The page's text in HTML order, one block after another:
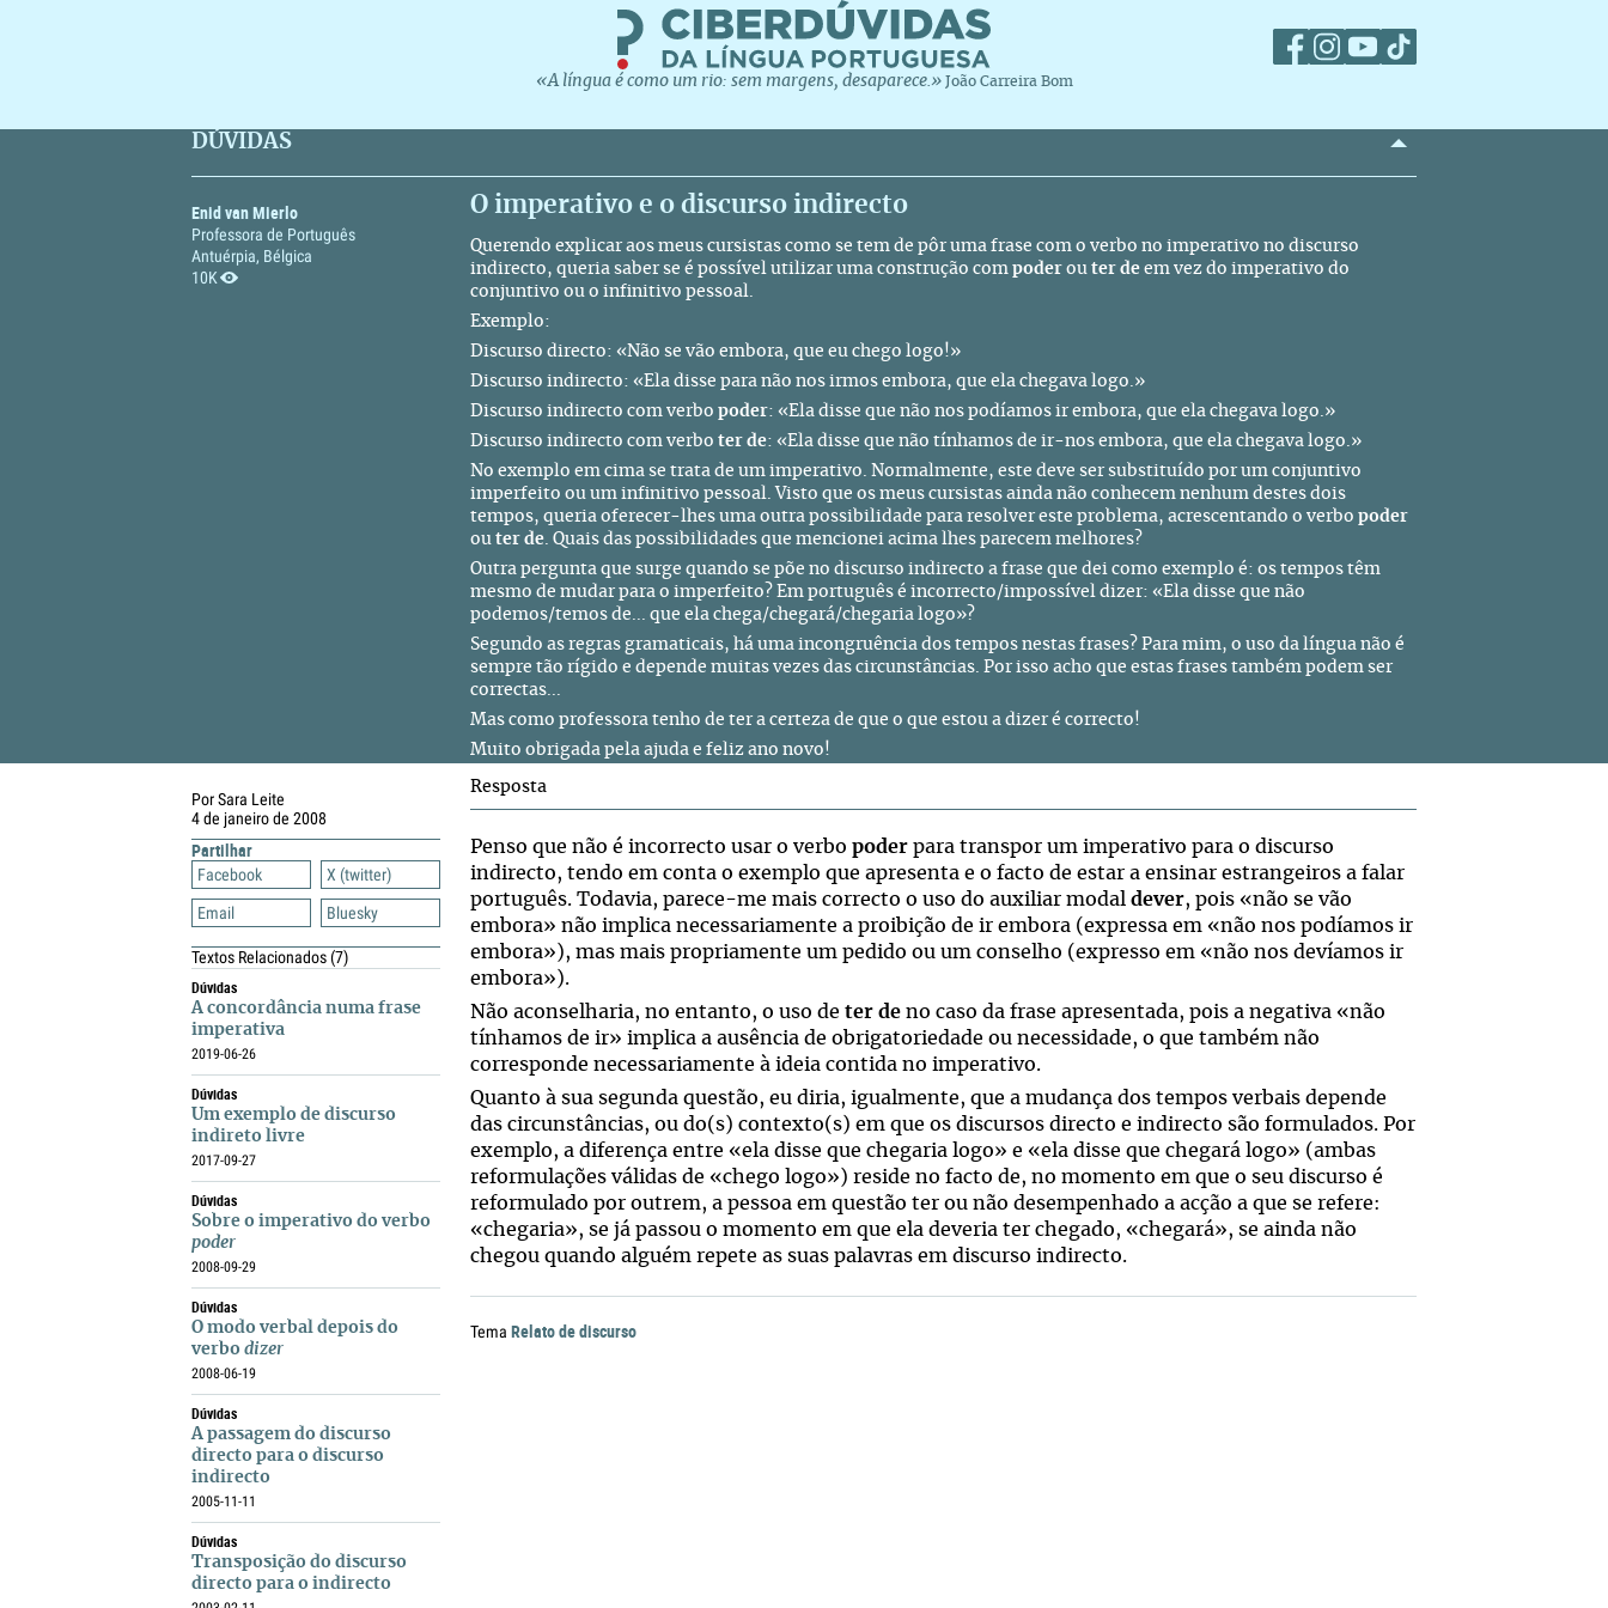
«A língua é como um rio: sem margens, desaparece.» João Carreira Bom
DÚVIDAS
Enid van Mierlo
Professora de Português
Antuérpia, Bélgica
10K
O imperativo e o discurso indirecto
Querendo explicar aos meus cursistas como se tem de pôr uma frase com o verbo no imperativo no discurso
indirecto, queria saber se é possível utilizar uma construção com poder ou ter de em vez do imperativo do
conjuntivo ou o infinitivo pessoal.
Exemplo:
Discurso directo: «Não se vão embora, que eu chego logo!»
Discurso indirecto: «Ela disse para não nos irmos embora, que ela chegava logo.»
Discurso indirecto com verbo poder: «Ela disse que não nos podíamos ir embora, que ela chegava logo.»
Discurso indirecto com verbo ter de: «Ela disse que não tínhamos de ir-nos embora, que ela chegava logo.»
No exemplo em cima se trata de um imperativo. Normalmente, este deve ser substituído por um conjuntivo
imperfeito ou um infinitivo pessoal. Visto que os meus cursistas ainda não conhecem nenhum destes dois
tempos, queria oferecer-lhes uma outra possibilidade para resolver este problema, acrescentando o verbo poder
ou ter de. Quais das possibilidades que mencionei acima lhes parecem melhores?
Outra pergunta que surge quando se põe no discurso indirecto a frase que dei como exemplo é: os tempos têm
mesmo de mudar para o imperfeito? Em português é incorrecto/impossível dizer: «Ela disse que não
podemos/temos de... que ela chega/chegará/chegaria logo»?
Segundo as regras gramaticais, há uma incongruência dos tempos nestas frases? Para mim, o uso da língua não é
sempre tão rígido e depende muitas vezes das circunstâncias. Por isso acho que estas frases também podem ser
correctas...
Mas como professora tenho de ter a certeza de que o que estou a dizer é correcto!
Muito obrigada pela ajuda e feliz ano novo!
Por Sara Leite
4 de janeiro de 2008
Partilhar
Facebook
X (twitter)
Email
Bluesky
Textos Relacionados(7)
Dúvidas
A concordância numa frase
imperativa
2019-06-26
Dúvidas
Um exemplo de discurso
indireto livre
2017-09-27
Dúvidas
Sobre o imperativo do verbo
poder
2008-09-29
Dúvidas
O modo verbal depois do
verbo dizer
2008-06-19
Dúvidas
A passagem do discurso
directo para o discurso
indirecto
2005-11-11
Dúvidas
Transposição do discurso
directo para o indirecto
Resposta
Penso que não é incorrecto usar o verbo poder para transpor um imperativo para o discurso
indirecto, tendo em conta o exemplo que apresenta e o facto de estar a ensinar estrangeiros a falar
português. Todavia, parece-me mais correcto o uso do auxiliar modal dever, pois «não se vão
embora» não implica necessariamente a proibição de ir embora (expressa em «não nos podíamos ir
embora»), mas mais propriamente um pedido ou um conselho (expresso em «não nos devíamos ir
embora»).
Não aconselharia, no entanto, o uso de ter de no caso da frase apresentada, pois a negativa «não
tínhamos de ir» implica a ausência de obrigatoriedade ou necessidade, o que também não
corresponde necessariamente à ideia contida no imperativo.
Quanto à sua segunda questão, eu diria, igualmente, que a mudança dos tempos verbais depende
das circunstâncias, ou do(s) contexto(s) em que os discursos directo e indirecto são formulados. Por
exemplo, a diferença entre «ela disse que chegaria logo» e «ela disse que chegará logo» (ambas
reformulações válidas de «chego logo») reside no facto de, no momento em que o seu discurso é
reformulado por outrem, a pessoa em questão ter ou não desempenhado a acção a que se refere:
«chegaria», se já passou o momento em que ela deveria ter chegado, «chegará», se ainda não
chegou quando alguém repete as suas palavras em discurso indirecto.
Tema Relato de discurso